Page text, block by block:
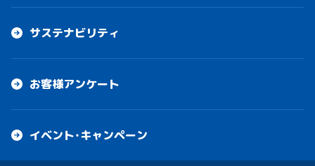
サステナビリティ
お客様アンケート
イベント・キャンペーン